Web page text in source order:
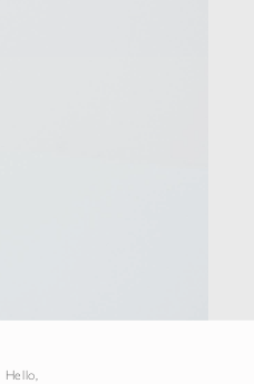
Hello,